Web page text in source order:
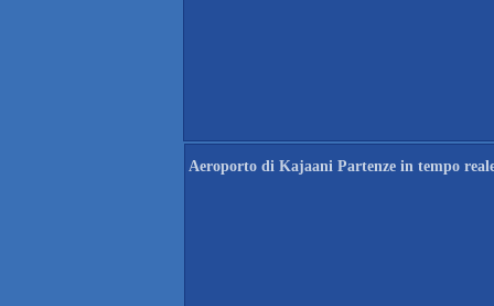
Aeroporto di Kajaani Partenze in tempo